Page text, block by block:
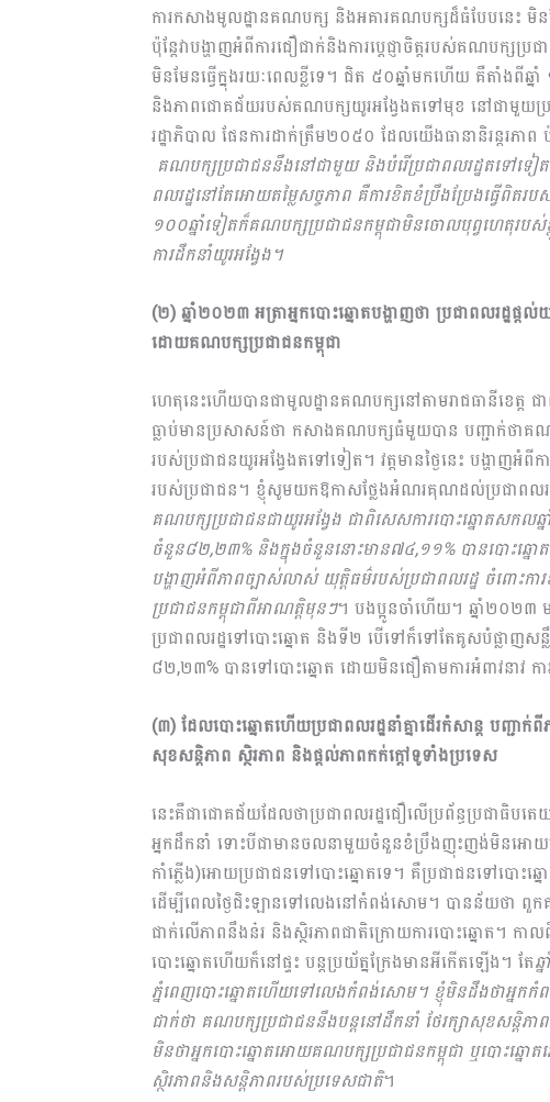
ការកសាងមូលដ្ឋានគណបក្ស និងអគារគណបក្សដ៏ធំបែបនេះ មិន
ប៉ុន្តែវាបង្ហាញអំពីការជឿជាក់និងការប្ដេជ្ញាចិត្តរបស់គណបក្សប្រ
មិនមែនធ្វើក្នុងរយៈពេលខ្លីទេ។ ជិត ៥០ឆ្នាំមកហើយ គឺតាំង
និងភាពជោគជ័យរបស់គណបក្សយូរអង្វែងតទៅមុខ នៅជាមួយប្
រដ្ឋាភិបាល ផែនការដាក់ត្រឹម២០៥០ ដែលយើងធានានិរន្តរភា
គណបក្សប្រជាជននឹងនៅជាមួយ និងបំរើប្រ​ជាពលរដ្ឋតទៅទៀ
ពលរដ្ឋនៅតែអោយតម្លៃសច្ចភាព គឺការខិតខំប្រឹងប្រែងធ្វើពិ
១០០ឆ្នាំទៀតក៏គណបក្សប្រជាជនកម្ពុជាមិនចោលបុព្វហេតុរបស់ខ្លួ
ការដឹកនាំយូរអង្វែង។
(២) ឆ្នាំ២០២៣ អត្រាអ្នកបោះឆ្នោតបង្ហាញថា ប្រជាពលរដ្ឋផ្ត
ដោយគណបក្សប្រជាជនកម្ពុជា
ហេតុនេះហើយបានជាមូលដ្ឋានគណបក្សនៅតាមរាជធានីខេត្ត
ធ្លាប់មានប្រសាសន៍ថា កសាងគណបក្សធំមួយបាន បញ្ជាក់ថា
របស់ប្រជាជនយូរអង្វែងតទៅទៀត។ វត្តមានថ្ងៃនេះ បង្ហាញអំពី
របស់ប្រជាជន។ ខ្ញុំសូមយកឱកាសថ្លែងអំណរគុណដល់ប្រជា​ពលរ
គណបក្សប្រជាជនជាយូរអង្វែង ជាពិសេសការបោះឆ្នោតសកល
ចំនួន៨២,២៣% និងក្នុងចំនួននោះមាន៧៤,១១% បានបោះឆ្នោ
បង្ហាញអំពីភាពច្បាស់លាស់ យុត្តិធម៌របស់ប្រជាពលរដ្ឋ ចំពោះក
ប្រជាជនកម្ពុជាពីអាណត្តិមុនៗ។ បងប្អូនចាំហើយ។ ឆ្នាំ២០២៣ ម
ប្រជាពលរដ្ឋទៅបោះឆ្នោត ​និងទី២ បើទៅក៏ទៅតែគូសបំផ្លាញស
៨២,២៣% បានទៅបោះឆ្នោត ដោយមិនជឿតាមការអំពាវនាវ
(៣) ដែល​បោះឆ្នោតហើយប្រជាពលរដ្ឋនាំគ្នាដើរកំសាន្ត បញ្ជ
សុខសន្តិភាព ស្ថិរភាព និងផ្ដល់ភាពកក់ក្ដៅទូទាំងប្រទេស
នេះគឺជាជោគជ័យដែលថាប្រជាពលរដ្ឋជឿលើប្រព័ន្ធប្រជាធិបត
អ្នកដឹកនាំ ទោះបីជាមានចល​នាមួយចំនួនខំប្រឹងញុះញង់មិនអោ
កាំភ្លើង)អោយប្រ​ជា​ជនទៅបោះឆ្នោតទេ។ គឺប្រជាជនទៅបោះឆ្
ដើម្បីពេលថ្ងៃជិះឡានទៅលេងនៅកំពង់សោម។ បានន័យថា ពួក
ជាក់លើភាពនឹងន៎រ និងស្ថិរភាពជាតិក្រោយការបោះឆ្នោត។
បោះឆ្នោតហើយក៏នៅផ្ទះ បន្តប្រយ័ត្នក្រែងមានអីកើតឡើង។ តែ
ភ្នំពេញបោះឆ្នោតហើយទៅលេងកំពង់សោម។ ​​ខ្ញុំមិនដឹងថាអ្នក
ជាក់ថា គណបក្ស​ប្រជាជននឹងបន្តនៅដឹកនាំ ថែរក្សាសុខសន្តិភា
មិនថាអ្នកបោះឆ្នោតអោយគណបក្សប្រជាជនកម្ពុជា ឬបោះឆ្ន
ស្ថិរភាពនិងសន្តិភាពរបស់ប្រទេសជាតិ។